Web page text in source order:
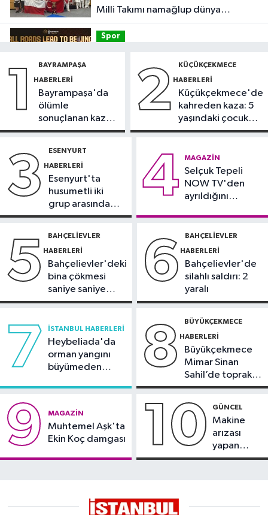
Milli Takımı namağlup dünya
şampiyonu
Spor
2026’da yer alacak takımlar belli
Fatih Haberleri
çeşmeleri birer birer ayağa
Avrupa Şampiyonası'na Riva'da
hazırlanıyor
sırasında 2 bina tahliye edildi
1 BAYRAMPAŞA
HABERLERI
Bayrampaşa'da
ölümle
sonuçlanan kaza:
Sürücü
2 KÜÇÜKÇEKMECE
HABERLERI
Küçükçekmece'de
kahreden kaza: 5
yaşındaki çocuk
yoğun bakımda
3 ESENYURT
HABERLERI
Esenyurt'ta
husumetli iki
grup arasında
silahlı kavga
4 MAGAZIN
Selçuk Tepeli
NOW TV'den
ayrıldığını
5 BAHÇELIEVLER
HABERLERI
Bahçelievler'deki
bina çökmesi
saniye saniye
görüntülendi
6 BAHÇELIEVLER
HABERLERI
Bahçelievler'de
silahlı saldırı: 2
yaralı
7 İSTANBUL HABERLERI
Heybeliada'da
orman yangını
büyümeden
8 BÜYÜKÇEKMECE
HABERLERI
Büyükçekmece
Mimar Sinan
Sahil’de toprak
kayması
9 MAGAZIN
Muhtemel Aşk'ta
Ekin Koç damgası
10 GÜNCEL
Makine
arızası
yapan
tanker,
alındı